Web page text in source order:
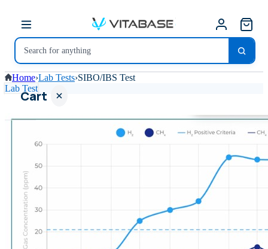
Cart
Your
cart is
empty
ALL
Home›Lab Tests›SIBO/IBS Test
Lab Test